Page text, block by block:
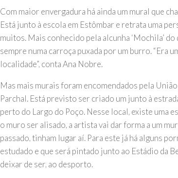
Com maior envergadura há ainda um mural que
Está junto à escola em Estômbar e retrata uma
muitos. Mais conhecido pela alcunha ‘Mochila’
sempre numa carroça puxada por um burro. “Era
localidade”, conta Ana Nobre.
Mas mais murais foram encomendados pela
Parchal. Está previsto ser criado um junto à
perto do Largo do Poço. Nesse local, existe uma
o muro ser alisado, a artista vai dar forma a um
passado, tinham lugar aí. Para este já há alguns
estudado e que será pintado junto ao Estádio da
deixar de ser, ao desporto.